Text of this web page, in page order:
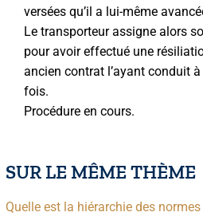
versées qu’il a lui-même
Le transporteur assigne alors
pour avoir effectué une
ancien contrat l’ayant conduit
fois.
Procédure en cours.
SUR LE MÊME THÈME
Quelle est la hiérarchie des normes